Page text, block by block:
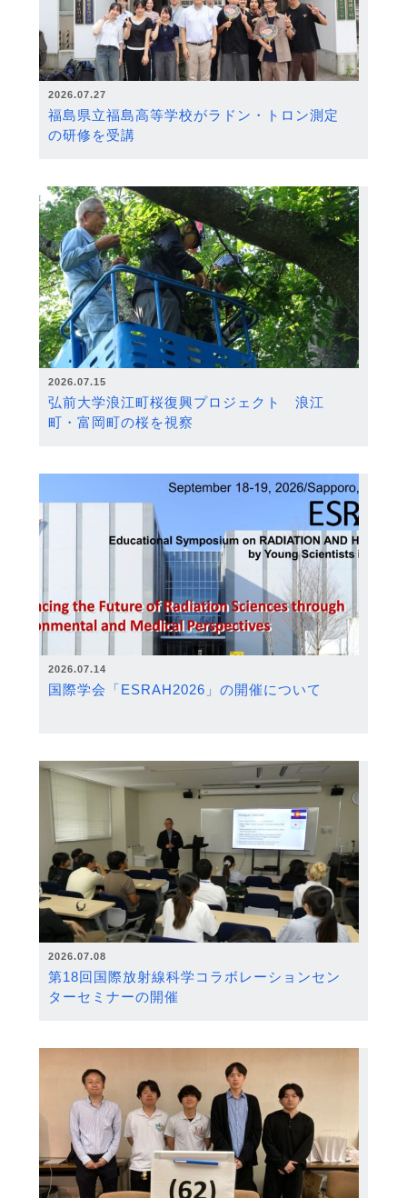
2026.07.27
福島県立福島高等学校がラドン・トロン測定
の研修を受講
2026.07.15
弘前大学浪江町桜復興プロジェクト 浪江
町・富岡町の桜を視察
2026.07.14
国際学会「ESRAH2026」の開催について
2026.07.08
第18回国際放射線科学コラボレーションセン
ターセミナーの開催